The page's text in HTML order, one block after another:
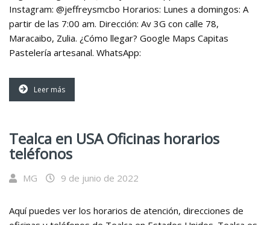
Instagram: @jeffreysmcbo Horarios: Lunes a domingos: A
partir de las 7:00 am. Dirección: Av 3G con calle 78,
Maracaibo, Zulia. ¿Cómo llegar? Google Maps Capitas
Pastelería artesanal. WhatsApp:
Leer más
Tealca en USA Oficinas horarios
teléfonos
MG 9 de junio de 2022
Aquí puedes ver los horarios de atención, direcciones de